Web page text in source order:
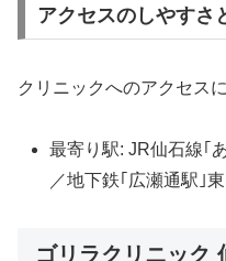
アクセスのしやすさ
クリニックへのアクセス
最寄り駅: JR仙石線｢
／地下鉄｢広瀬通駅｣
ゴリラクリニック